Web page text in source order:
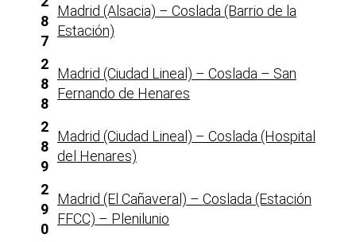
8
7
Madrid (Alsacia) – Coslada (Barrio de la
Estación)
2
8
8
Madrid (Ciudad Lineal) – Coslada – San
Fernando de Henares
2
8
9
Madrid (Ciudad Lineal) – Coslada (Hospital
del Henares)
2
9
0
Madrid (El Cañaveral) – Coslada (Estación
FFCC) – Plenilunio